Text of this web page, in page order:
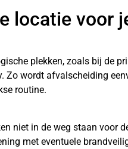
locatie voor
plekken, zoals bij de
Zo wordt afvalscheiding
routine.
niet in de weg staan voor
met eventuele